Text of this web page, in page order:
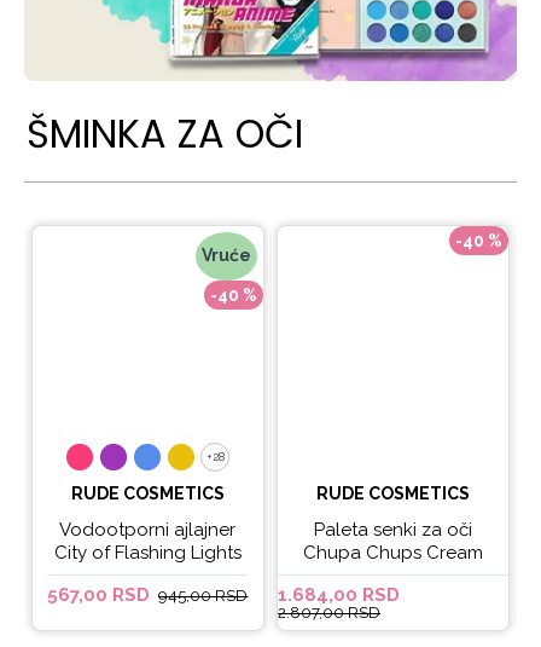
ŠMINKA ZA OČI
Vruće
-40 %
+28
+28
RUDE COSMETICS
Vodootporni ajlajner
City of Flashing Lights
Micro Retractable Liner
- It's Lit
567,00 RSD 945,00 RSD
-40 %
RUDE COSMETICS
Paleta senki za oči
Chupa Chups Cream
Soda
1.684,00 RSD
2.807,00 RSD